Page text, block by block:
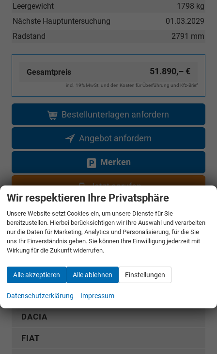
1798 kg
Leergewicht
01.03.2029
Nächste Hauptuntersuchung
2791 mm
Radstand
Gesamtpreis 51.890,– €
incl. 19% MwSt. und den Kosten für Überführung und Kfz-Brief
Bestellunterlagen anfordern
Angebot anfordern
Merken
Jetzt anrufen
Fahrzeugnr.
Rückruf anfordern
AUDI
CUPRA
DACIA
FIAT
Wir respektieren Ihre Privatsphäre
Unsere Website setzt Cookies ein, um unsere Dienste für Sie
bereitzustellen. Hierbei berücksichtigen wir Ihre Auswahl und verarbeiten
nur die Daten für Marketing, Analytics und Personalisierung, für die Sie
uns Ihr Einverständnis geben. Sie können Ihre Einwilligung jederzeit mit
Wirkung für die Zukunft widerrufen.
Alle akzeptieren Alle ablehnen Einstellungen
Datenschutzerklärung Impressum